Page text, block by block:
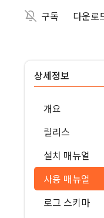
구독 다운로
상세정보
개요
릴리스
설치 매뉴얼
사용 매뉴얼
로그 스키마